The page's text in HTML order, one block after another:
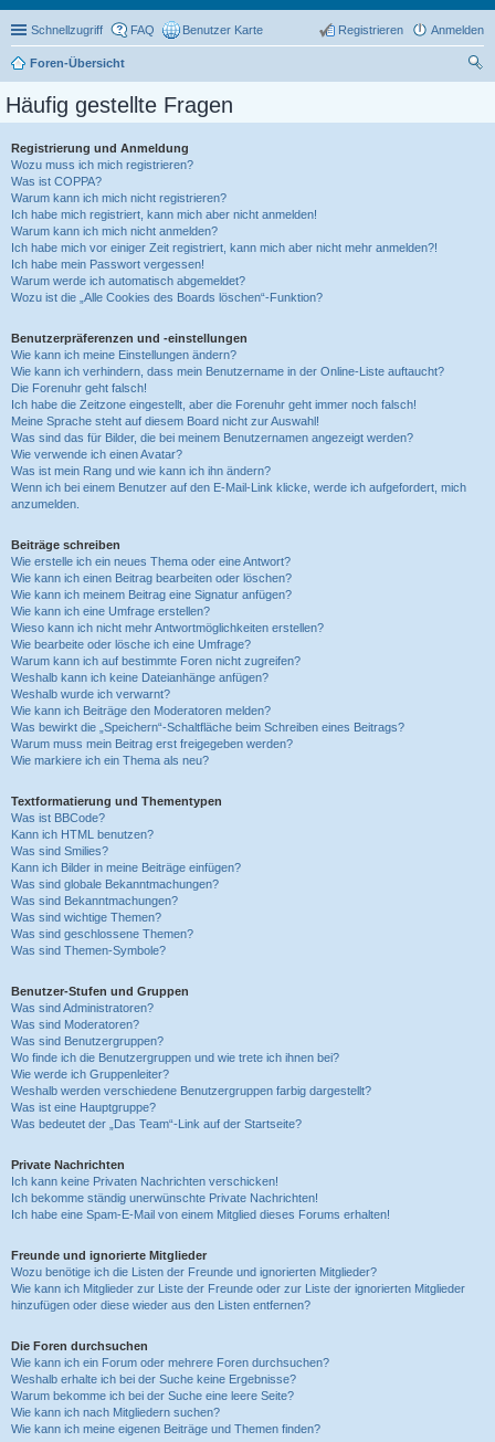
Schnellzugriff FAQ Benutzer Karte Anmelden
Registrieren
Foren-Übersicht
Häufig gestellte Fragen
Registrierung und Anmeldung
Wozu muss ich mich registrieren?
Was ist COPPA?
Warum kann ich mich nicht registrieren?
Ich habe mich registriert, kann mich aber nicht anmelden!
Warum kann ich mich nicht anmelden?
Ich habe mich vor einiger Zeit registriert, kann mich aber nicht mehr anmelden?!
Ich habe mein Passwort vergessen!
Warum werde ich automatisch abgemeldet?
Wozu ist die „Alle Cookies des Boards löschen“-Funktion?
Benutzerpräferenzen und -einstellungen
Wie kann ich meine Einstellungen ändern?
Wie kann ich verhindern, dass mein Benutzername in der Online-Liste auftaucht?
Die Forenuhr geht falsch!
Ich habe die Zeitzone eingestellt, aber die Forenuhr geht immer noch falsch!
Meine Sprache steht auf diesem Board nicht zur Auswahl!
Was sind das für Bilder, die bei meinem Benutzernamen angezeigt werden?
Wie verwende ich einen Avatar?
Was ist mein Rang und wie kann ich ihn ändern?
Wenn ich bei einem Benutzer auf den E-Mail-Link klicke, werde ich aufgefordert, mich
anzumelden.
Beiträge schreiben
Wie erstelle ich ein neues Thema oder eine Antwort?
Wie kann ich einen Beitrag bearbeiten oder löschen?
Wie kann ich meinem Beitrag eine Signatur anfügen?
Wie kann ich eine Umfrage erstellen?
Wieso kann ich nicht mehr Antwortmöglichkeiten erstellen?
Wie bearbeite oder lösche ich eine Umfrage?
Warum kann ich auf bestimmte Foren nicht zugreifen?
Weshalb kann ich keine Dateianhänge anfügen?
Weshalb wurde ich verwarnt?
Wie kann ich Beiträge den Moderatoren melden?
Was bewirkt die „Speichern“-Schaltfläche beim Schreiben eines Beitrags?
Warum muss mein Beitrag erst freigegeben werden?
Wie markiere ich ein Thema als neu?
Textformatierung und Thementypen
Was ist BBCode?
Kann ich HTML benutzen?
Was sind Smilies?
Kann ich Bilder in meine Beiträge einfügen?
Was sind globale Bekanntmachungen?
Was sind Bekanntmachungen?
Was sind wichtige Themen?
Was sind geschlossene Themen?
Was sind Themen-Symbole?
Benutzer-Stufen und Gruppen
Was sind Administratoren?
Was sind Moderatoren?
Was sind Benutzergruppen?
Wo finde ich die Benutzergruppen und wie trete ich ihnen bei?
Wie werde ich Gruppenleiter?
Weshalb werden verschiedene Benutzergruppen farbig dargestellt?
Was ist eine Hauptgruppe?
Was bedeutet der „Das Team“-Link auf der Startseite?
Private Nachrichten
Ich kann keine Privaten Nachrichten verschicken!
Ich bekomme ständig unerwünschte Private Nachrichten!
Ich habe eine Spam-E-Mail von einem Mitglied dieses Forums erhalten!
Freunde und ignorierte Mitglieder
Wozu benötige ich die Listen der Freunde und ignorierten Mitglieder?
Wie kann ich Mitglieder zur Liste der Freunde oder zur Liste der ignorierten Mitglieder
hinzufügen oder diese wieder aus den Listen entfernen?
Die Foren durchsuchen
Wie kann ich ein Forum oder mehrere Foren durchsuchen?
Weshalb erhalte ich bei der Suche keine Ergebnisse?
Warum bekomme ich bei der Suche eine leere Seite?
Wie kann ich nach Mitgliedern suchen?
Wie kann ich meine eigenen Beiträge und Themen finden?